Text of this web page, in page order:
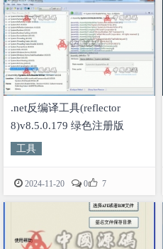
.net反编译工具(reflector
8)v8.5.0.179 绿色注册版
工具
2024-11-20 0 7